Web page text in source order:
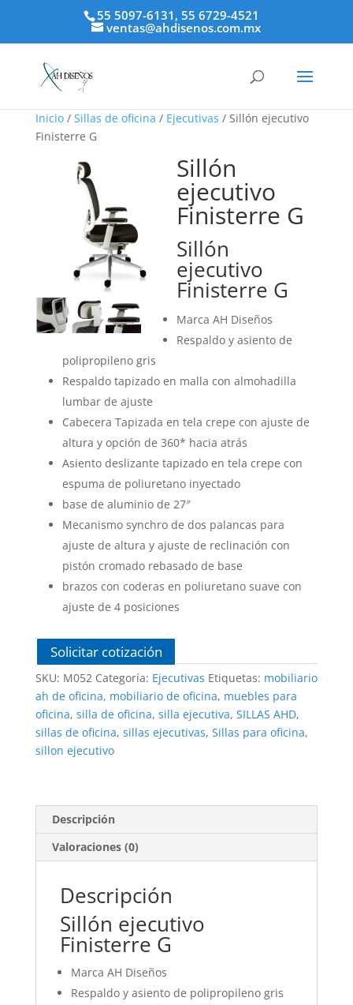
55 5097-6131, 55 6729-4521
ventas@ahdisenos.com.mx
Inicio/ Sillas de oficina / Ejecutivas / Sillón ejecutivo
Finisterre G
Sillón
ejecutivo
Finisterre G
Sillón
ejecutivo
Finisterre G
Marca AH Diseños
Respaldo y asiento de
polipropileno gris
Respaldo tapizado en malla con almohadilla
lumbar de ajuste
Cabecera Tapizada en tela crepe con ajuste de
altura y opción de 360* hacia atrás
Asiento deslizante tapizado en tela crepe con
espuma de poliuretano inyectado
base de aluminio de 27″
Mecanismo synchro de dos palancas para
ajuste de altura y ajuste de reclinación con
pistón cromado rebasado de base
brazos con coderas en poliuretano suave con
ajuste de 4 posiciones
Solicitar cotización
SKU: M052 Categoría: Ejecutivas Etiquetas: mobiliario
ah de oficina, mobiliario de oficina, muebles para
oficina, silla de oficina, silla ejecutiva, SILLAS AHD,
sillas de oficina, sillas ejecutivas, Sillas para oficina,
sillon ejecutivo
Descripción
Valoraciones (0)
Descripción
Sillón ejecutivo
Finisterre G
Marca AH Diseños
Respaldo y asiento de polipropileno gris